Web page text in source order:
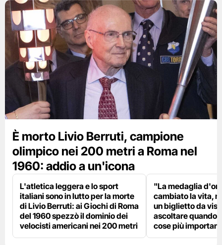
È morto Livio Berruti, campione
olimpico nei 200 metri a Roma nel
1960: addio a un'icona
L'atletica leggera e lo sport
italiani sono in lutto per la morte
di Livio Berruti: ai Giochi di Roma
del 1960 spezzò il dominio dei
velocisti americani nei 200 metri
"La medaglia
cambiato la vita,
un biglietto da
ascoltare quando
cose più